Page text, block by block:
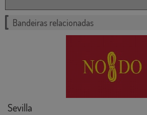
Bandeiras relacionadas
Sevilla